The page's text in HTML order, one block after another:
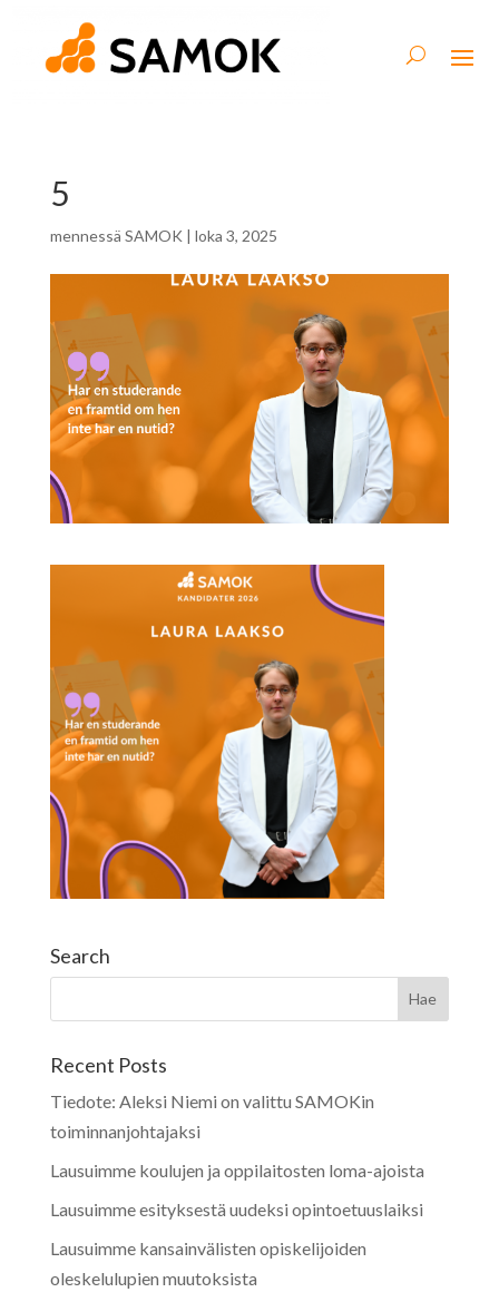
5
mennessä SAMOK | loka 3, 2025
Search
Recent Posts
Tiedote: Aleksi Niemi on valittu SAMOKin
toiminnanjohtajaksi
Lausuimme koulujen ja oppilaitosten loma-ajoista
Lausuimme esityksestä uudeksi opintoetuuslaiksi
Lausuimme kansainvälisten opiskelijoiden
oleskelulupien muutoksista